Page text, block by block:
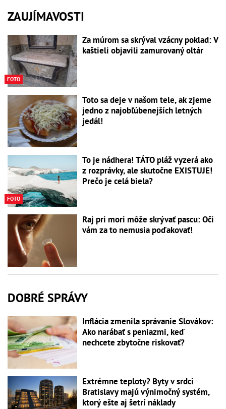
ZAUJÍMAVOSTI
FOTO
Za múrom sa skrýval vzácny poklad: V
kaštieli objavili zamurovaný oltár
Toto sa deje v našom tele, ak zjeme
jedno z najobľúbenejších letných
jedál!
FOTO
To je nádhera! TÁTO pláž vyzerá ako
z rozprávky, ale skutočne EXISTUJE!
Prečo je celá biela?
Raj pri mori môže skrývať pascu: Oči
vám za to nemusia poďakovať!
DOBRÉ SPRÁVY
Inflácia zmenila správanie Slovákov:
Ako narábať s peniazmi, keď
nechcete zbytočne riskovať?
Extrémne teploty? Byty v srdci
Bratislavy majú výnimočný systém,
ktorý ešte aj šetrí náklady